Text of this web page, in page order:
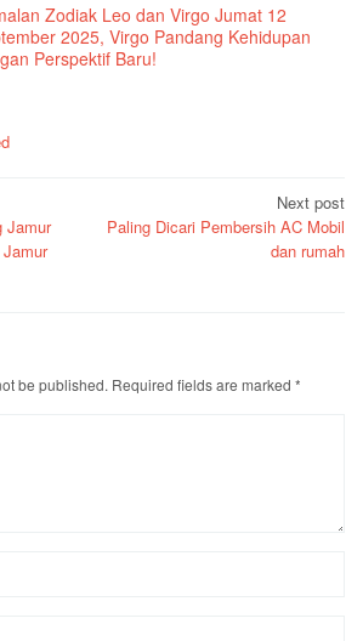
Zodiak Leo dan Virgo Jumat 12
2025, Virgo Pandang Kehidupan
Perspektif Baru!
Jamur
Next post
Paling Dicari Pembersih AC Mobil
dan rumah
be published. Required fields are marked *